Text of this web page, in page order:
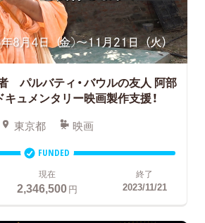
パルバティ・バウルの友人 阿部
ュメンタリー映画製作支援！
東京都 映画
FUNDED
現在
2,346,500円
終了
2023/11/21